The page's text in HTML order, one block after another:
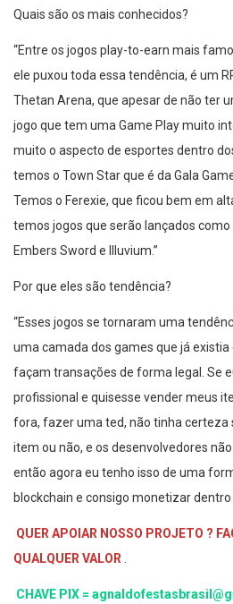
Quais são os mais conhecidos?
“Entre os jogos play-to-earn mais
ele puxou toda essa tendência, é um
Thetan Arena, que apesar de não ter
jogo que tem uma Game Play muito
muito o aspecto de esportes dentro
temos o Town Star que é da Gala
Temos o Ferexie, que ficou bem em
temos jogos que serão lançados como
Embers Sword e Illuvium.”
Por que eles são tendência?
“Esses jogos se tornaram uma
uma camada dos games que já
façam transações de forma legal. Se
profissional e quisesse vender meus
fora, fazer uma ted, não tinha certeza
item ou não, e os desenvolvedores
então agora eu tenho isso de uma
blockchain e consigo monetizar dentro
QUER APOIAR NOSSO PROJETO ?
QUALQUER VALOR
CHAVE PIX =